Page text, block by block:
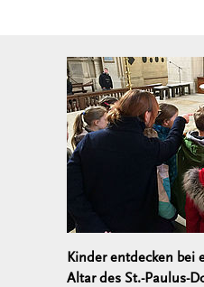
Kinder entdecken bei
Altar des St.-Paulus-